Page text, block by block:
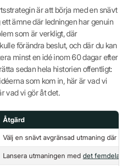
är att börja med en snävt
ämne där ledningen har genuin
som är verkligt, där
förändra beslut, och där du kan
minst en idé inom 60 dagar efter
sedan hela historien offentligt:
som kom in, här är vad vi
vad vi gör åt det.
Åtgärd
Välj en snävt avgränsad utmaning där
Lansera utmaningen med det